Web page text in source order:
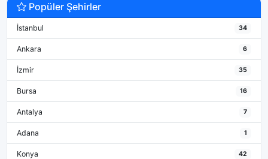
Popüler Şehirler
İstanbul 34
Ankara 6
İzmir 35
Bursa 16
Antalya 7
Adana 1
Konya 42